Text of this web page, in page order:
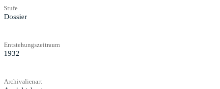
Stufe
Dossier
Entstehungszeitraum
1932
Archivalienart